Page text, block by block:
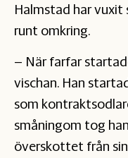
Halmstad har
runt omkring.
– När farfar
vischan. Han
som
småningom tog
överskottet från